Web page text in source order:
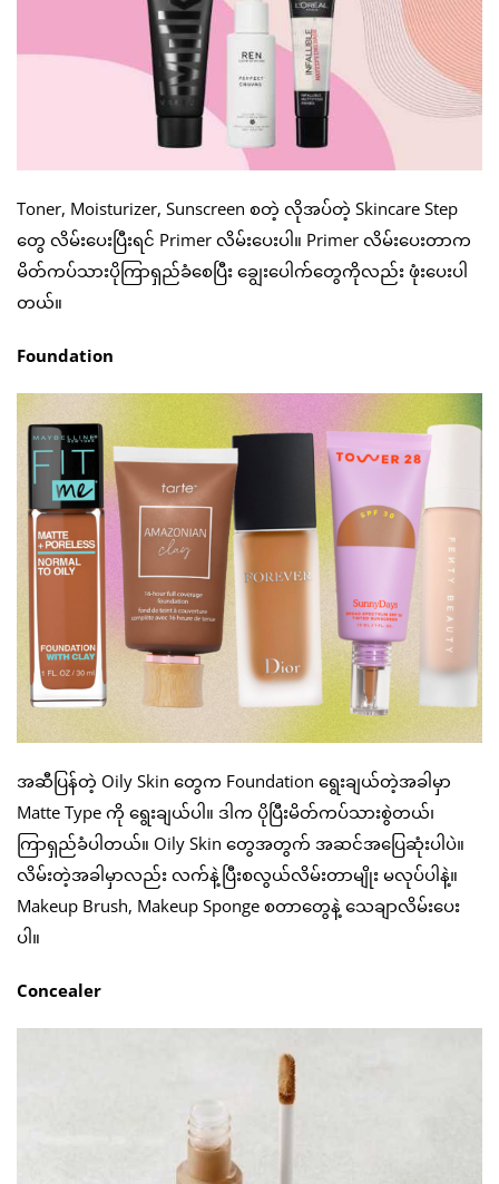
Toner, Moisturizer, Sunscreen စတဲ့ လိုအပ်တဲ့ Skincare Step
တွေ လိမ်းပေးပြီးရင် Primer လိမ်းပေးပါ။ Primer လိမ်းပေးတာက
မိတ်ကပ်သားပိုကြာရှည်ခံစေပြီး ချွေးပေါက်တွေကိုလည်း ဖုံးပေးပါ
တယ်။
Foundation
အဆီပြန်တဲ့ Oily Skin တွေက Foundation ရွေးချယ်တဲ့အခါမှာ
Matte Type ကို ရွေးချယ်ပါ။ ဒါက ပိုပြီးမိတ်ကပ်သားစွဲတယ်၊
ကြာရှည်ခံပါတယ်။ Oily Skin တွေအတွက် အဆင်အပြေဆုံးပါပဲ။
လိမ်းတဲ့အခါမှာလည်း လက်နဲ့ပြီးစလွယ်လိမ်းတာမျိုး မလုပ်ပါနဲ့။
Makeup Brush, Makeup Sponge စတာတွေနဲ့ သေချာလိမ်းပေး
ပါ။
Concealer